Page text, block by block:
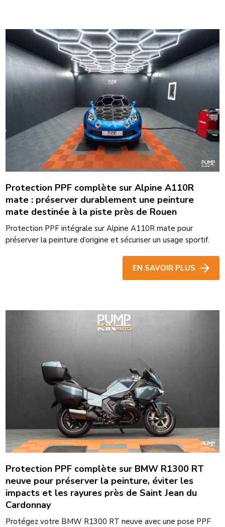
Protection PPF complète sur Alpine A110R
mate : préserver durablement une peinture
mate destinée à la piste près de Rouen
Protection PPF intégrale sur Alpine A110R mate pour
préserver la peinture d’origine et sécuriser un usage sportif.
EN SAVOIR PLUS
Protection PPF complète sur BMW R1300 RT
neuve pour préserver la peinture, éviter les
impacts et les rayures près de Saint Jean du
Cardonnay
Protégez votre BMW R1300 RT neuve avec une pose PPF